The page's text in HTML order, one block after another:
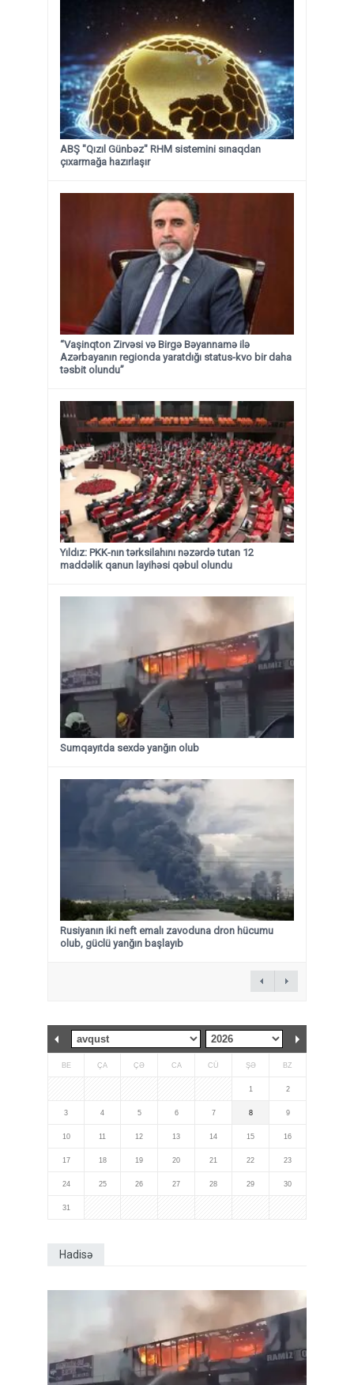
ABŞ "Qızıl Günbəz" RHM sistemini sınaqdan
çıxarmağa hazırlaşır
“Vaşinqton Zirvəsi və Birgə Bəyannamə ilə
Azərbayanın regionda yaratdığı status-kvo bir daha
təsbit olundu”
Yıldız: PKK-nın tərksilahını nəzərdə tutan 12
maddəlik qanun layihəsi qəbul olundu ​​​​​​​
Sumqayıtda sexdə yanğın olub
Rusiyanın iki neft emalı zavoduna dron hücumu
olub, güclü yanğın başlayıb
BE ÇA ÇƏ CA CÜ ŞƏ BZ
1 2
3 4 5 6 7 8 9
10 11 12 13 14 15 16
17 18 19 20 21 22 23
24 25 26 27 28 29 30
31
Hadisə